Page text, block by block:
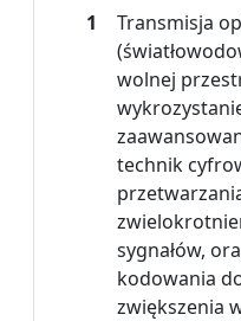
1
Transmisja
wolnej
technik
sygnałów,
kodowania
zwiększenia